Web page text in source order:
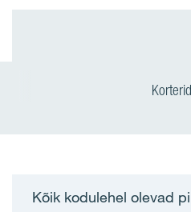
Korterid
Kõik kodulehel olevad